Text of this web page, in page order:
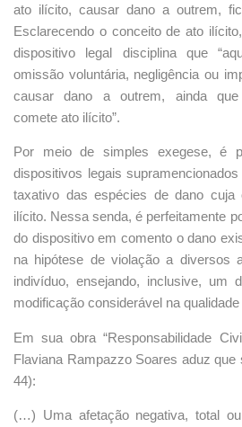
ato ilícito, causar dano a outrem,
Esclarecendo o conceito de ato
dispositivo legal disciplina que
omissão voluntária, negligência ou
causar dano a outrem, ainda que
comete ato ilícito”.
Por meio de simples exegese, é
dispositivos legais
taxativo das espécies de dano cuja
ilícito. Nessa senda, é perfeitamente
do dispositivo em comento o dano
na hipótese de violação a diversos
indivíduo, ensejando, inclusive, um
modificação considerável na
Em sua obra “Responsabilidade
Flaviana Rampazzo Soares aduz que
44):
(…) Uma afetação negativa, total